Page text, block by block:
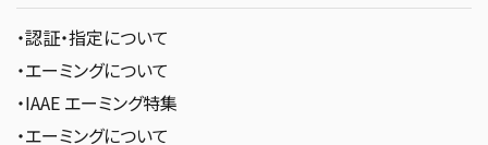
・認証・指定について
・エーミングについて
・IAAE エーミング特集
・エーミングについて